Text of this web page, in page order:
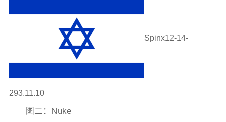
Spinx12-14-
293.11.10
图二：Nuke